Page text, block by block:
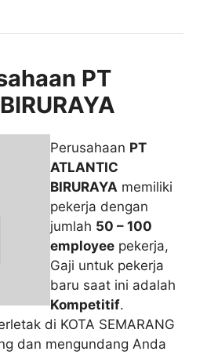
PT
Perusahaan PT
ATLANTIC
BIRURAYA memiliki
pekerja dengan
jumlah 50 – 100
employee pekerja,
Gaji untuk pekerja
baru saat ini adalah
Kompetitif.
di KOTA SEMARANG
dan mengundang Anda